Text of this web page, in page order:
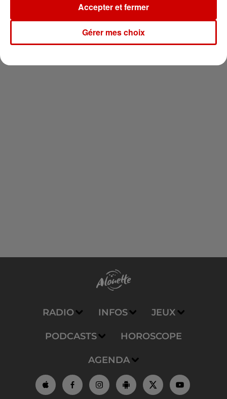
Newsletter
RADIO INFOS JEUX
PODCASTS HOROSCOPE
AGENDA
Gérer mes choix
Accepter et fermer